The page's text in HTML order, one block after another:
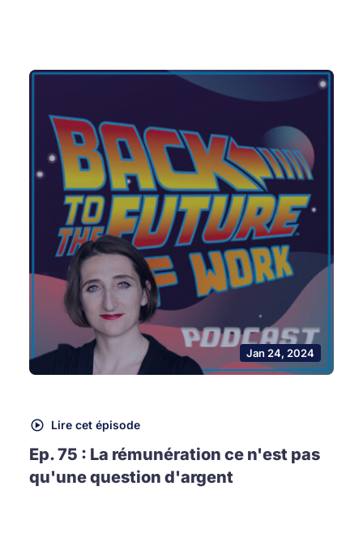
Jan 24, 2024
Lire cet épisode
Ep. 75 : La rémunération ce n'est pas
qu'une question d'argent